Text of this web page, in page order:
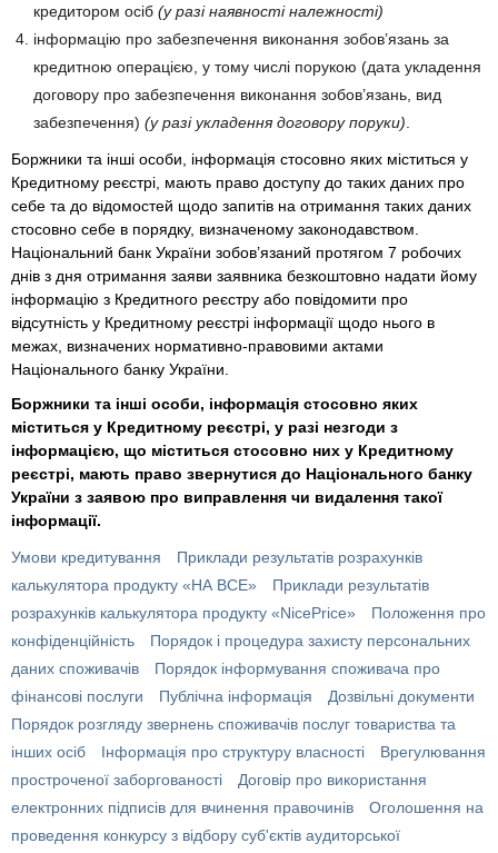
кредитором осіб (у разі наявності належності)
інформацію про забезпечення виконання зобов’язань за
кредитною операцією, у тому числі порукою (дата укладення
договору про забезпечення виконання зобов’язань, вид
забезпечення) (у разі укладення договору поруки).
Боржники та інші особи, інформація стосовно яких міститься у
Кредитному реєстрі, мають право доступу до таких даних про
себе та до відомостей щодо запитів на отримання таких даних
стосовно себе в порядку, визначеному законодавством.
Національний банк України зобов’язаний протягом 7 робочих
днів з дня отримання заяви заявника безкоштовно надати йому
інформацію з Кредитного реєстру або повідомити про
відсутність у Кредитному реєстрі інформації щодо нього в
межах, визначених нормативно-правовими актами
Національного банку України.
Боржники та інші особи, інформація стосовно яких
міститься у Кредитному реєстрі, у разі незгоди з
інформацією, що міститься стосовно них у Кредитному
реєстрі, мають право звернутися до Національного банку
України з заявою про виправлення чи видалення такої
інформації.
Умови кредитування
Приклади результатів розрахунків
калькулятора продукту «НА ВСЕ»
Приклади результатів
розрахунків калькулятора продукту «NicePrice»
Положення про
конфіденційність
Порядок і процедура захисту персональних
даних споживачів
Порядок інформування споживача про
фінансові послуги
Публічна інформація
Дозвільні документи
Порядок розгляду звернень споживачів послуг товариства та
інших осіб
Інформація про структуру власності
Врегулювання
простроченої заборгованості
Договір про використання
електронних підписів для вчинення правочинів
Оголошення на
проведення конкурсу з відбору суб'єктів аудиторської